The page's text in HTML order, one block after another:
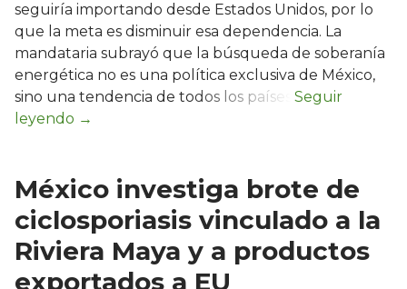
seguiría importando desde Estados Unidos, por lo
que la meta es disminuir esa dependencia. La
mandataria subrayó que la búsqueda de soberanía
energética no es una política exclusiva de México,
sino una tendencia de todos los países.
México investiga brote de
ciclosporiasis vinculado a la
Riviera Maya y a productos
exportados a EU